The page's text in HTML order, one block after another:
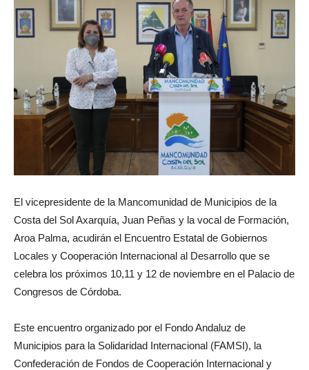
El vicepresidente de la Mancomunidad de Municipios de la
Costa del Sol Axarquía, Juan Peñas y la vocal de Formación,
Aroa Palma, acudirán el Encuentro Estatal de Gobiernos
Locales y Cooperación Internacional al Desarrollo que se
celebra los próximos 10,11 y 12 de noviembre en el Palacio de
Congresos de Córdoba.
Este encuentro organizado por el Fondo Andaluz de
Municipios para la Solidaridad Internacional (FAMSI), la
Confederación de Fondos de Cooperación Internacional y